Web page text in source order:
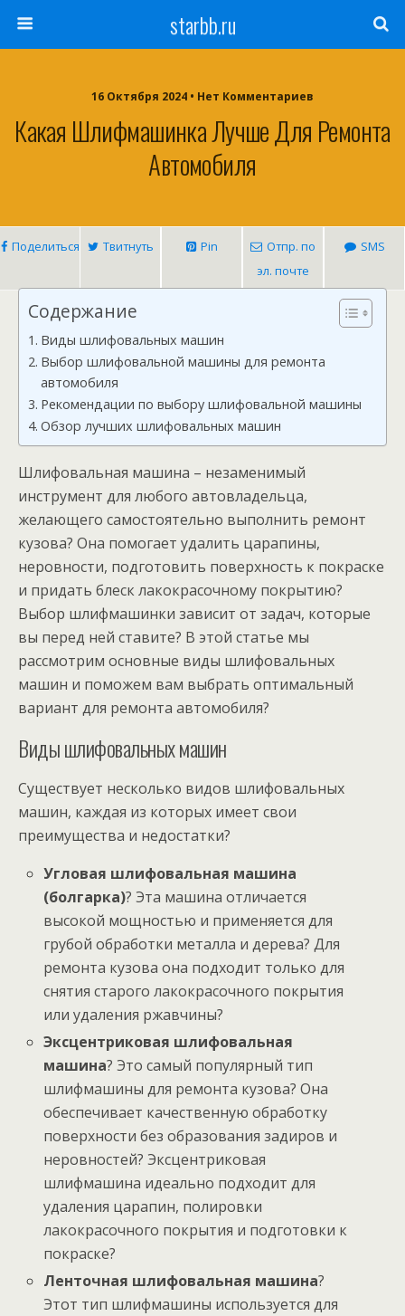
starbb.ru
16 Октября 2024 • Нет Комментариев
Какая Шлифмашинка Лучше Для Ремонта
Автомобиля
Поделиться Твитнуть Pin
Отпр. по
эл. почте
SMS
Содержание
Виды шлифовальных машин
Выбор шлифовальной машины для ремонта
автомобиля
Рекомендации по выбору шлифовальной машины
Обзор лучших шлифовальных машин
Шлифовальная машина – незаменимый
инструмент для любого автовладельца,
желающего самостоятельно выполнить ремонт
кузова? Она помогает удалить царапины,
неровности, подготовить поверхность к покраске
и придать блеск лакокрасочному покрытию?
Выбор шлифмашинки зависит от задач, которые
вы перед ней ставите? В этой статье мы
рассмотрим основные виды шлифовальных
машин и поможем вам выбрать оптимальный
вариант для ремонта автомобиля?
Виды шлифовальных машин
Существует несколько видов шлифовальных
машин, каждая из которых имеет свои
преимущества и недостатки?
Угловая шлифовальная машина
(болгарка)? Эта машина отличается
высокой мощностью и применяется для
грубой обработки металла и дерева? Для
ремонта кузова она подходит только для
снятия старого лакокрасочного покрытия
или удаления ржавчины?
Эксцентриковая шлифовальная
машина? Это самый популярный тип
шлифмашины для ремонта кузова? Она
обеспечивает качественную обработку
поверхности без образования задиров и
неровностей? Эксцентриковая
шлифмашина идеально подходит для
удаления царапин, полировки
лакокрасочного покрытия и подготовки к
покраске?
Ленточная шлифовальная машина?
Этот тип шлифмашины используется для